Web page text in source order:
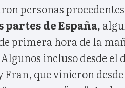
personas
de España,
primera hora de la
incluso desde el
Fran, que vinieron